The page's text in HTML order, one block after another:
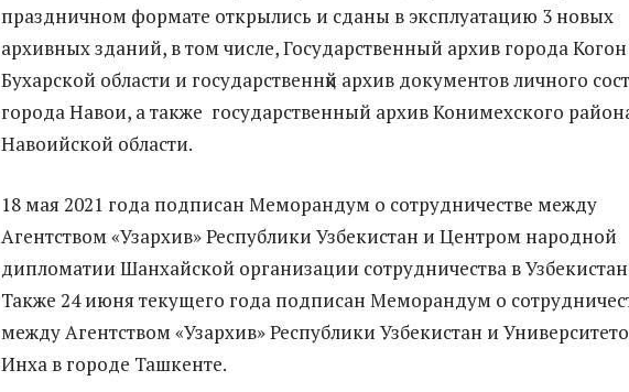
праздничном формате открылись и сданы в эксплуатацию 3 новых
архивных зданий, в том числе, Государственный архив города Когон
Бухарской области и государственнқй архив документов личного
города Навои, а также государственный архив Конимехского
Навоийской области.
18 мая 2021 года подписан Меморандум о сотрудничестве между
Агентством «Узархив» Республики Узбекистан и Центром народной
дипломатии Шанхайской организации сотрудничества в
Также 24 июня текущего года подписан Меморандум о
между Агентством «Узархив» Республики Узбекистан и
Инха в городе Ташкенте.